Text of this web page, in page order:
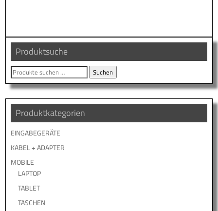
Produktsuche
Suche
nach:
Suchen
Produktkategorien
EINGABEGERÄTE
KABEL + ADAPTER
MOBILE
LAPTOP
TABLET
TASCHEN